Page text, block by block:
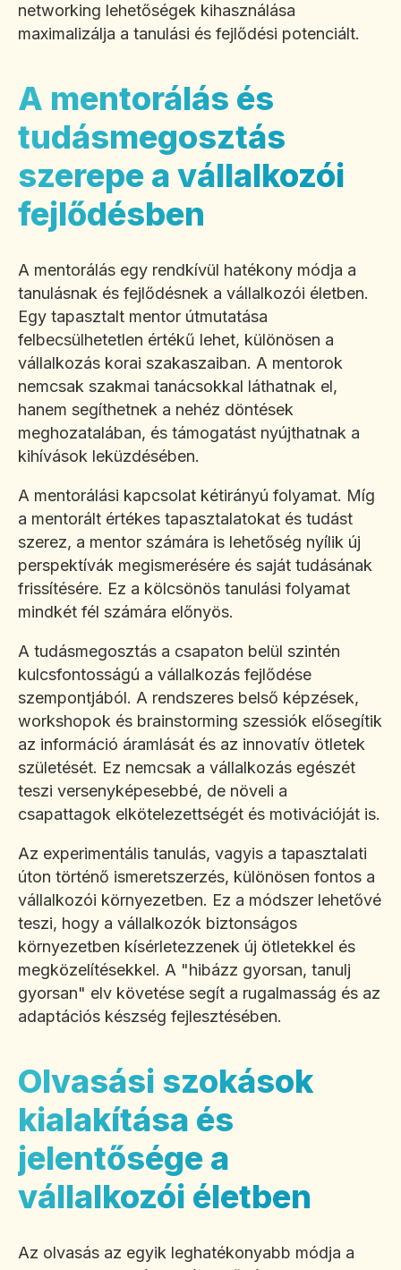
networking lehetőségek kihasználása
maximalizálja a tanulási és fejlődési potenciált.
A mentorálás és
tudásmegosztás
szerepe a vállalkozói
fejlődésben
A mentorálás egy rendkívül hatékony módja a
tanulásnak és fejlődésnek a vállalkozói életben.
Egy tapasztalt mentor útmutatása
felbecsülhetetlen értékű lehet, különösen a
vállalkozás korai szakaszaiban. A mentorok
nemcsak szakmai tanácsokkal láthatnak el,
hanem segíthetnek a nehéz döntések
meghozatalában, és támogatást nyújthatnak a
kihívások leküzdésében.
A mentorálási kapcsolat kétirányú folyamat. Míg
a mentorált értékes tapasztalatokat és tudást
szerez, a mentor számára is lehetőség nyílik új
perspektívák megismerésére és saját tudásának
frissítésére. Ez a kölcsönös tanulási folyamat
mindkét fél számára előnyös.
A tudásmegosztás a csapaton belül szintén
kulcsfontosságú a vállalkozás fejlődése
szempontjából. A rendszeres belső képzések,
workshopok és brainstorming szessiók elősegítik
az információ áramlását és az innovatív ötletek
születését. Ez nemcsak a vállalkozás egészét
teszi versenyképesebbé, de növeli a
csapattagok elkötelezettségét és motivációját is.
Az experimentális tanulás, vagyis a tapasztalati
úton történő ismeretszerzés, különösen fontos a
vállalkozói környezetben. Ez a módszer lehetővé
teszi, hogy a vállalkozók biztonságos
környezetben kísérletezzenek új ötletekkel és
megközelítésekkel. A "hibázz gyorsan, tanulj
gyorsan" elv követése segít a rugalmasság és az
adaptációs készség fejlesztésében.
Olvasási szokások
kialakítása és
jelentősége a
vállalkozói életben
Az olvasás az egyik leghatékonyabb módja a